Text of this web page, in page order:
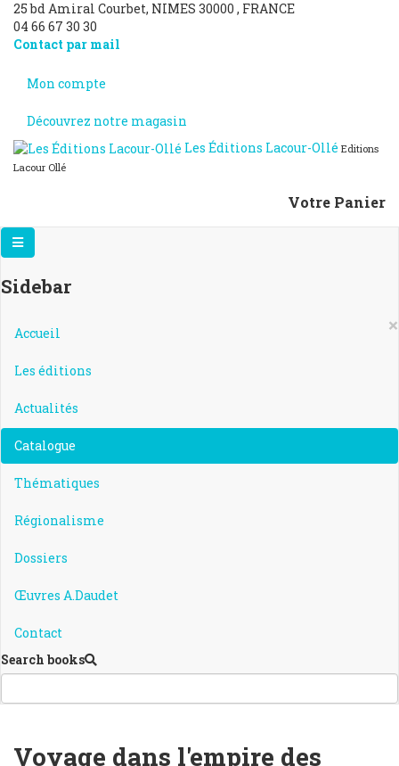
25 bd Amiral Courbet, NIMES 30000 , FRANCE
04 66 67 30 30
Contact par mail
Mon compte
Découvrez notre magasin
Les Éditions Lacour-Ollé Editions
Lacour Ollé
Votre Panier
Sidebar
×
Accueil
Les éditions
Actualités
Catalogue
Thématiques
Régionalisme
Dossiers
Œuvres A.Daudet
Contact
Search books
Voyage dans l'empire des